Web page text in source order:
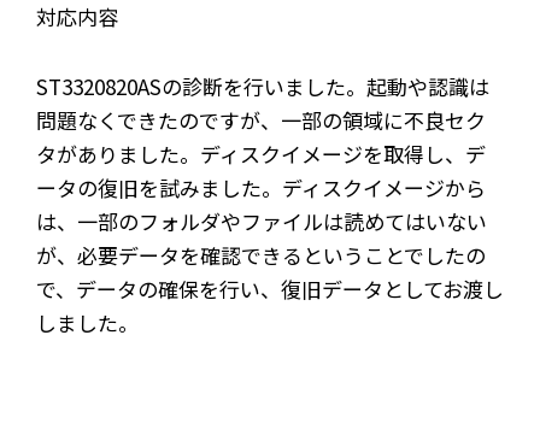
対応内容
ST3320820ASの診断を行いました。起動や認識は
問題なくできたのですが、一部の領域に不良セク
タがありました。ディスクイメージを取得し、デ
ータの復旧を試みました。ディスクイメージから
は、一部のフォルダやファイルは読めてはいない
が、必要データを確認できるということでしたの
で、データの確保を行い、復旧データとしてお渡し
しました。